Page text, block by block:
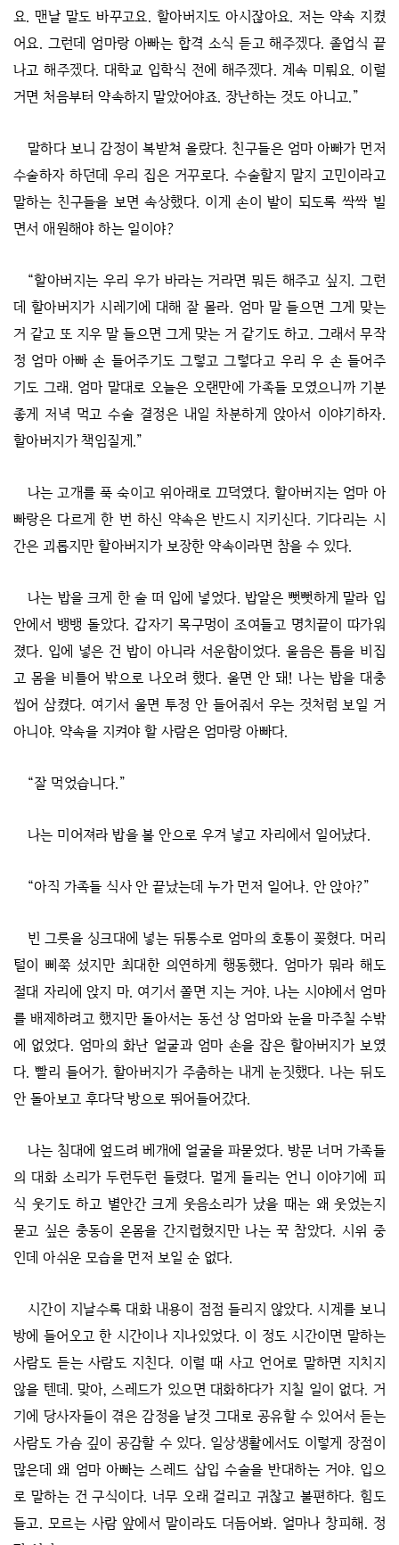
요. 맨날 말도 바꾸고요. 할아버지도 아시잖아요. 저는 약속 지켰
어요. 그런데 엄마랑 아빠는 합격 소식 듣고 해주겠다. 졸업식 끝
나고 해주겠다. 대학교 입학식 전에 해주겠다. 계속 미뤄요. 이럴
거면 처음부터 약속하지 말았어야죠. 장난하는 것도 아니고.”
말하다 보니 감정이 복받쳐 올랐다. 친구들은 엄마 아빠가 먼저
수술하자 하던데 우리 집은 거꾸로다. 수술할지 말지 고민이라고
말하는 친구들을 보면 속상했다. 이게 손이 발이 되도록 싹싹 빌
면서 애원해야 하는 일이야?
“할아버지는 우리 우가 바라는 거라면 뭐든 해주고 싶지. 그런
데 할아버지가 시레기에 대해 잘 몰라. 엄마 말 들으면 그게 맞는
거 같고 또 지우 말 들으면 그게 맞는 거 같기도 하고. 그래서 무작
정 엄마 아빠 손 들어주기도 그렇고 그렇다고 우리 우 손 들어주
기도 그래. 엄마 말대로 오늘은 오랜만에 가족들 모였으니까 기분
좋게 저녁 먹고 수술 결정은 내일 차분하게 앉아서 이야기하자.
할아버지가 책임질게.”
나는 고개를 푹 숙이고 위아래로 끄덕였다. 할아버지는 엄마 아
빠랑은 다르게 한 번 하신 약속은 반드시 지키신다. 기다리는 시
간은 괴롭지만 할아버지가 보장한 약속이라면 참을 수 있다.
나는 밥을 크게 한 술 떠 입에 넣었다. 밥알은 뻣뻣하게 말라 입
안에서 뱅뱅 돌았다. 갑자기 목구멍이 조여들고 명치끝이 따가워
졌다. 입에 넣은 건 밥이 아니라 서운함이었다. 울음은 틈을 비집
고 몸을 비틀어 밖으로 나오려 했다. 울면 안 돼! 나는 밥을 대충
씹어 삼켰다. 여기서 울면 투정 안 들어줘서 우는 것처럼 보일 거
아니야. 약속을 지켜야 할 사람은 엄마랑 아빠다.
“잘 먹었습니다.”
나는 미어져라 밥을 볼 안으로 우겨 넣고 자리에서 일어났다.
“아직 가족들 식사 안 끝났는데 누가 먼저 일어나. 안 앉아?”
빈 그릇을 싱크대에 넣는 뒤통수로 엄마의 호통이 꽂혔다. 머리
털이 삐쭉 섰지만 최대한 의연하게 행동했다. 엄마가 뭐라 해도
절대 자리에 앉지 마. 여기서 쫄면 지는 거야. 나는 시야에서 엄마
를 배제하려고 했지만 돌아서는 동선 상 엄마와 눈을 마주칠 수밖
에 없었다. 엄마의 화난 얼굴과 엄마 손을 잡은 할아버지가 보였
다. 빨리 들어가. 할아버지가 주춤하는 내게 눈짓했다. 나는 뒤도
안 돌아보고 후다닥 방으로 뛰어들어갔다.
나는 침대에 엎드려 베개에 얼굴을 파묻었다. 방문 너머 가족들
의 대화 소리가 두런두런 들렸다. 멀게 들리는 언니 이야기에 피
식 웃기도 하고 별안간 크게 웃음소리가 났을 때는 왜 웃었는지
묻고 싶은 충동이 온몸을 간지럽혔지만 나는 꾹 참았다. 시위 중
인데 아쉬운 모습을 먼저 보일 순 없다.
시간이 지날수록 대화 내용이 점점 들리지 않았다. 시계를 보니
방에 들어오고 한 시간이나 지나있었다. 이 정도 시간이면 말하는
사람도 듣는 사람도 지친다. 이럴 때 사고 언어로 말하면 지치지
않을 텐데. 맞아, 스레드가 있으면 대화하다가 지칠 일이 없다. 거
기에 당사자들이 겪은 감정을 날것 그대로 공유할 수 있어서 듣는
사람도 가슴 깊이 공감할 수 있다. 일상생활에서도 이렇게 장점이
많은데 왜 엄마 아빠는 스레드 삽입 수술을 반대하는 거야. 입으
로 말하는 건 구식이다. 너무 오래 걸리고 귀찮고 불편하다. 힘도
들고. 모르는 사람 앞에서 말이라도 더듬어봐. 얼마나 창피해. 정